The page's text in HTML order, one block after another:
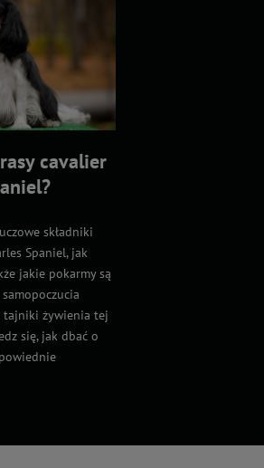
cavalier
składniki
Spaniel, jak
jakie pokarmy są
tajniki żywienia tej
się, jak dbać o